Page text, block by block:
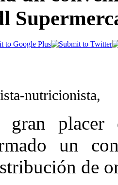
nutricionista,
gran
un
de